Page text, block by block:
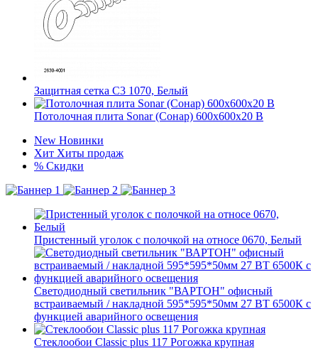
Защитная сетка C3 1070, Белый
Потолочная плита Sonar (Сонар) 600x600x20 B
New Новинки
Хит Хиты продаж
% Скидки
Пристенный уголок с полочкой на относе 0670, Белый
Светодиодный светильник "ВАРТОН" офисный
встраиваемый / накладной 595*595*50мм 27 ВТ 6500К с
функцией аварийного освещения
Стеклообои Classic plus 117 Рогожка крупная